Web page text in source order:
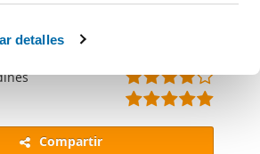
detalles
(((((
*
*
)))(
*
(
*
(
*
(
*
(
)(
)
(
)
(
)
(
)
(
)
Compartir